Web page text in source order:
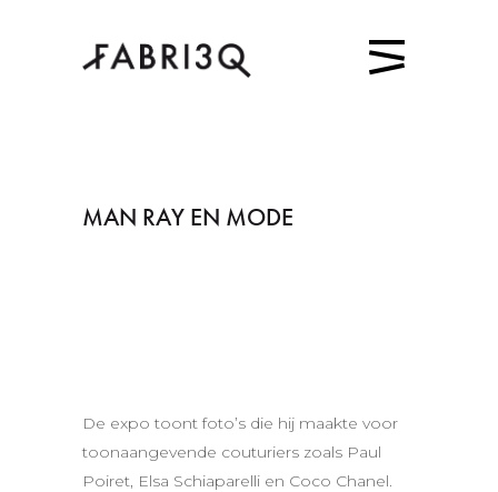
MAN RAY EN MODE
De expo toont foto’s die hij maakte voor
toonaangevende couturiers zoals Paul
Poiret, Elsa Schiaparelli en Coco Chanel.